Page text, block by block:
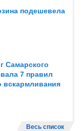
подешевела
Самарского
7 правил
вскармливания
Весь список